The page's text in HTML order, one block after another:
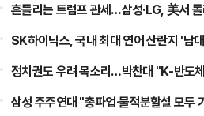
흔들리는 트럼프 관세…삼성·LG, 美서
SK하이닉스, 국내 최대 연어 산란지 '남
정치권도 우려 목소리…박찬대 "K-반도
삼성 주주연대 "총파업·물적분할설 모두